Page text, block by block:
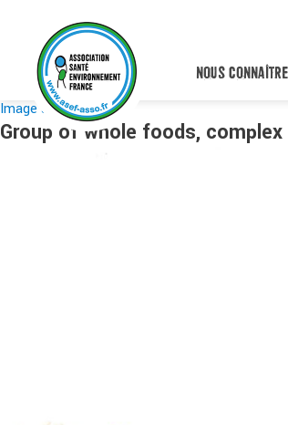
NOUS CONNAÎTRE
Image suivante
Group of whole foods,